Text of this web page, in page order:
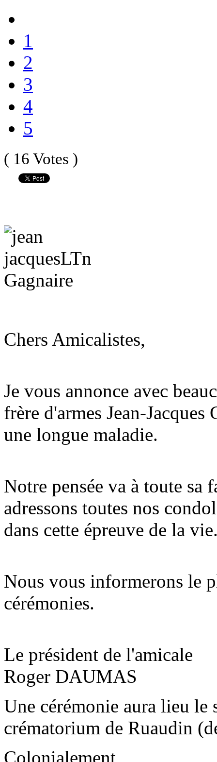
1
2
3
4
5
( 16 Votes )
Chers Amicalistes,
Je vous annonce avec
frère d'armes Jean-
une longue maladie.
Notre pensée va à toute sa
adressons toutes nos
dans cette épreuve de la
Nous vous informerons le
cérémonies.
Le président de l'amicale
Roger DAUMAS
Une cérémonie aura lieu le
crématorium de Ruaudin
Colonialement